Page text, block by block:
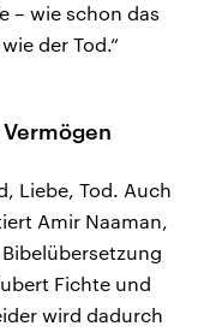
– wie schon das
der Tod.“
Liebe, Tod. Auch
Amir Naaman,
Fichte und
wird dadurch